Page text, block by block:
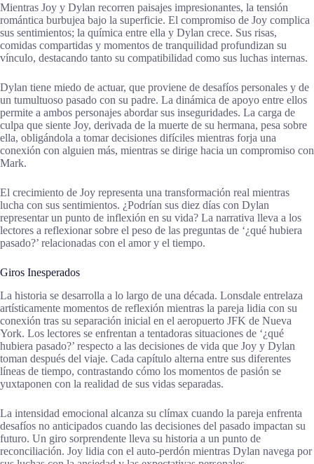
Mientras Joy y Dylan recorren paisajes impresionantes, la tensión
romántica burbujea bajo la superficie. El compromiso de Joy complica
sus sentimientos; la química entre ella y Dylan crece. Sus risas,
comidas compartidas y momentos de tranquilidad profundizan su
vínculo, destacando tanto su compatibilidad como sus luchas internas.
Dylan tiene miedo de actuar, que proviene de desafíos personales y de
un tumultuoso pasado con su padre. La dinámica de apoyo entre ellos
permite a ambos personajes abordar sus inseguridades. La carga de
culpa que siente Joy, derivada de la muerte de su hermana, pesa sobre
ella, obligándola a tomar decisiones difíciles mientras forja una
conexión con alguien más, mientras se dirige hacia un compromiso con
Mark.
El crecimiento de Joy representa una transformación real mientras
lucha con sus sentimientos. ¿Podrían sus diez días con Dylan
representar un punto de inflexión en su vida? La narrativa lleva a los
lectores a reflexionar sobre el peso de las preguntas de ‘¿qué hubiera
pasado?’ relacionadas con el amor y el tiempo.
Giros Inesperados
La historia se desarrolla a lo largo de una década. Lonsdale entrelaza
artísticamente momentos de reflexión mientras la pareja lidia con su
conexión tras su separación inicial en el aeropuerto JFK de Nueva
York. Los lectores se enfrentan a tentadoras situaciones de ‘¿qué
hubiera pasado?’ respecto a las decisiones de vida que Joy y Dylan
toman después del viaje. Cada capítulo alterna entre sus diferentes
líneas de tiempo, contrastando cómo los momentos de pasión se
yuxtaponen con la realidad de sus vidas separadas.
La intensidad emocional alcanza su clímax cuando la pareja enfrenta
desafíos no anticipados cuando las decisiones del pasado impactan su
futuro. Un giro sorprendente lleva su historia a un punto de
reconciliación. Joy lidia con el auto-perdón mientras Dylan navega por